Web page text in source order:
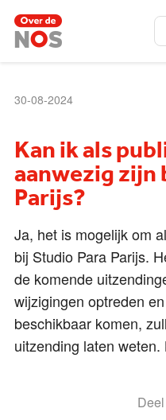
30-08-2024
Kan ik als
aanwezig zijn
Parijs?
Ja, het is mogelijk om
bij Studio Para Parijs.
de komende
wijzigingen optreden
beschikbaar komen,
uitzending laten